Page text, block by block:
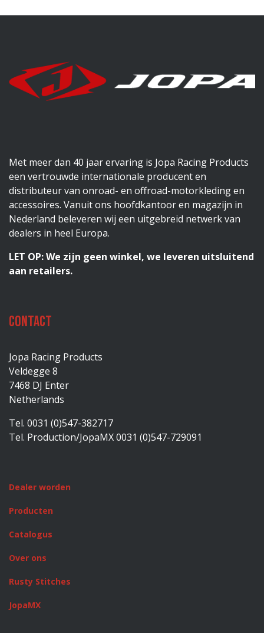
Met meer dan 40 jaar ervaring is Jopa Racing Products
een vertrouwde internationale producent en
distributeur van onroad- en offroad-motorkleding en
accessoires. Vanuit ons hoofdkantoor en magazijn in
Nederland beleveren wij een uitgebreid netwerk van
dealers in heel Europa.
LET OP: We zijn geen winkel, we leveren uitsluitend
aan retailers.
Contact
Jopa Racing Products
Veldegge 8
7468 DJ Enter
Netherlands
Tel. 0031 (0)547-382717
Tel. Production/JopaMX 0031 (0)547-729091
Dealer worden
Producten
Catalogus
Over ons
Rusty Stitches
JopaMX